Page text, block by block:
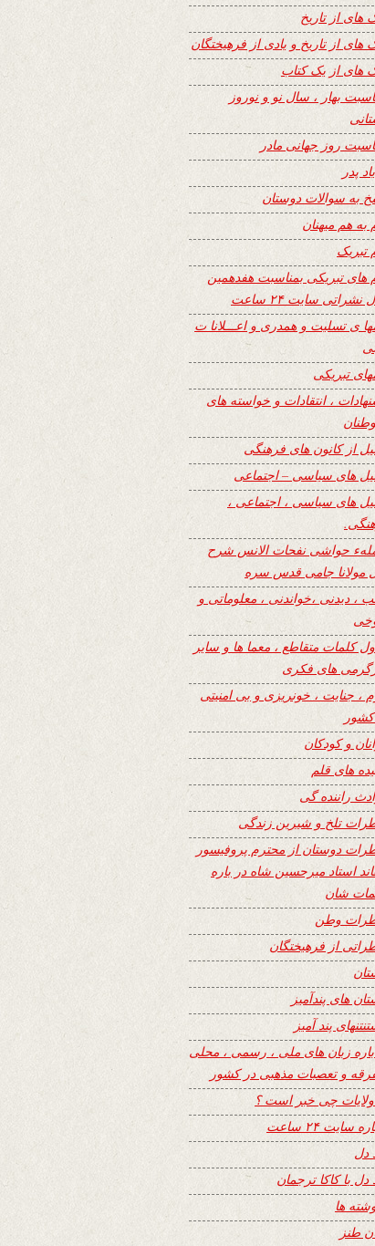
های از تاریخ
های از تاریخ و یادی از فرهیختگان
های از یک کتاب
بهار ، سال نو و نوروز
روز جهانی مادر
پدر
به سوالات دوستان
به هم میهنان
تبریک
های تبریکی بمناسبت هفدهمین
نشراتی سایت ۲۴ ساعت
ی تسلیت و همدری و اعـــلانا ت
تبریکی
، انتقادات و خواسته های
از کانون های فرهنگی
های سیاسی – اجتماعی
های سیاسی ، اجتماعی ،
حواشی نفحات الانس شرح
مولانا جامی قدس سره
، دیدنی ،خواندنی ، معلوماتی و
کلمات متقاطع ، معما ها و سایر
های فکری
، جنایت ، خونریزی و بی امنیتی
و کودکان
های قلم
راننده گی
تلخ و شیرین زندگی
دوستان از محترم پروفیسور
استاد میرحسین شاه در باره
شان
وطن
از فرهیختگان
های پندآمیز
پند آمیز
زبان های ملی ، رسمی ، محلی
و تعصبات مذهبی در کشور
چی خبر است ؟
سایت ۲۴ ساعت
دل
دل با کاکا ترجمان
ها
طنز